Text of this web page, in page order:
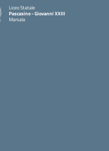
Liceo Statale
Pascasino - Giovanni XXIII
Marsala